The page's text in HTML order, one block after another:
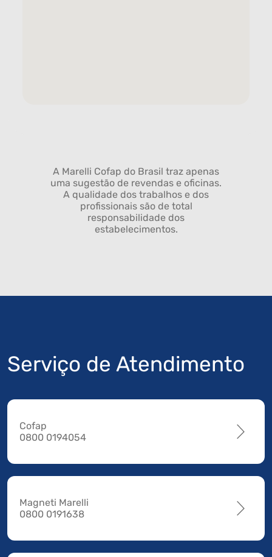
A Marelli Cofap do Brasil traz apenas
uma sugestão de revendas e oficinas.
A qualidade dos trabalhos e dos
profissionais são de total
responsabilidade dos
estabelecimentos.
Serviço de Atendimento
Cofap
0800 0194054
Magneti Marelli
0800 0191638